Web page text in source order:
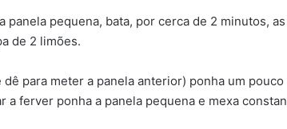
panela pequena, bata, por cerca de 2 minutos,
de 2 limões.
para meter a panela anterior) ponha um
a ferver ponha a panela pequena e mexa